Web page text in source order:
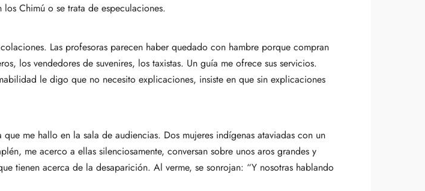
Chimú o se trata de especulaciones.
Las profesoras parecen haber quedado con hambre porque compran
los vendedores de suvenires, los taxistas. Un guía me ofrece sus servicios.
le digo que no necesito explicaciones, insiste en que sin explicaciones
me hallo en la sala de audiencias. Dos mujeres indígenas ataviadas con un
me acerco a ellas silenciosamente, conversan sobre unos aros grandes y
tienen acerca de la desaparición. Al verme, se sonrojan: “Y nosotras hablando